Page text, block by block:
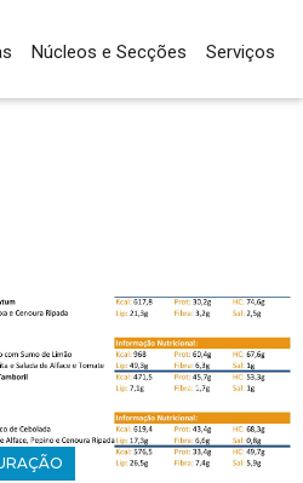
Núcleos e Secções Serviços